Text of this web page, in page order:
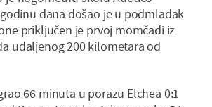
dana došao je u podmladak
priključen je prvoj momčadi iz
udaljenog 200 kilometara od
66 minuta u porazu Elchea 0:1